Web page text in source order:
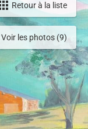
Voir les photos (9)
Retour à la liste